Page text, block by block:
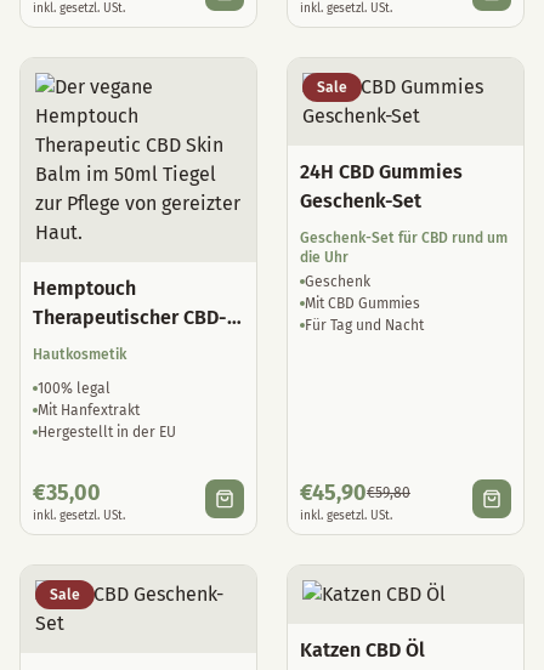
inkl. gesetzl. USt. inkl. gesetzl. USt.
Hemptouch
Therapeutischer CBD-
Hautbalsam
Hautkosmetik
100% legal
Mit Hanfextrakt
Hergestellt in der EU
€35,00
inkl. gesetzl. USt.
Sale
24H CBD Gummies
Geschenk-Set
Geschenk-Set für CBD rund um
die Uhr
Geschenk
Mit CBD Gummies
Für Tag und Nacht
€45,90€59,80
inkl. gesetzl. USt.
Sale
Katzen CBD Öl